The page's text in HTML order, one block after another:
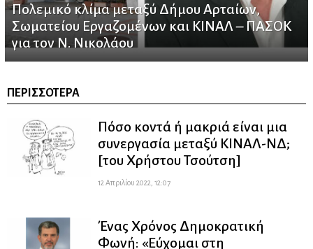
Πολεμικό κλίμα μεταξύ Δήμου Αρταίων,
Σωματείου Εργαζομένων και ΚΙΝΑΛ – ΠΑΣΟΚ
για τον Ν. Νικολάου
ΠΕΡΙΣΣΌΤΕΡΑ
Πόσο κοντά ή μακριά είναι μια
συνεργασία μεταξύ ΚΙΝΑΛ-ΝΔ;
[του Χρήστου Τσούτση]
12 Απριλίου 2022, 12:07
Ένας Χρόνος Δημοκρατική
Φωνή: «Εύχομαι στη